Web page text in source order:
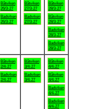
Båtviken
26/3-27
Badviken
26/3-27
Båtviken
27/3-27
Badviken
27/3-27
Båtviken
28/3-27
Båtviken
28/3-27
Badviken
28/3-27
Badviken
28/3-27
Båtviken
2/4-27
Badviken
2/4-27
Båtviken
3/4-27
Badviken
3/4-27
Båtviken
4/4-27
Båtviken
4/4-27
Badviken
4/4-27
Badviken
4/4-27